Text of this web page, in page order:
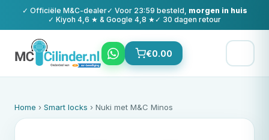
✓ Officiële M&C-dealer✓ Voor 23:59 besteld, morgen in huis
✓ Kiyoh 4,6 ★ & Google 4,8 ★ ✓ 30 dagen retour
€0.00
Home › Smart locks › Nuki met M&C Minos